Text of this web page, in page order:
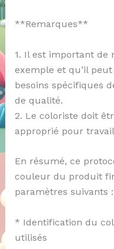
**Remarques**
1. Il est important de
exemple et qu’il
besoins spécifiques
de qualité.
2. Le coloriste doit
approprié pour
En résumé, ce
couleur du produit
paramètres suivants :
* Identification du
utilisés